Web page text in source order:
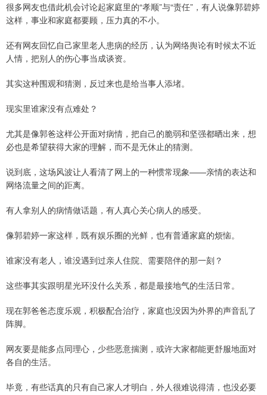
很多网友也借此机会讨论起家庭里的“孝顺”与“责任”，有人说像郭碧婷
这样，事业和家庭都要顾，压力真的不小。
还有网友回忆自己家里老人患病的经历，认为网络舆论有时候太不近
人情，把别人的伤心事当成谈资。
其实这种围观和猜测，反过来也是给当事人添堵。
现实里谁家没有点难处？
尤其是像郭爸这样公开面对病情，把自己的脆弱和坚强都晒出来，想
必也是希望获得大家的理解，而不是无休止的猜测。
说到底，这场风波让人看清了网上的一种惯常现象——亲情的表达和
网络流量之间的距离。
有人拿别人的病情做话题，有人真心关心病人的感受。
像郭碧婷一家这样，既有娱乐圈的光鲜，也有普通家庭的烦恼。
谁家没有老人，谁没遇到过亲人住院、需要陪伴的那一刻？
这些事其实跟明星光环没什么关系，都是最接地气的生活日常。
现在郭爸爸态度乐观，积极配合治疗，家庭也没因为外界的声音乱了
阵脚。
网友要是能多点同理心，少些恶意揣测，或许大家都能更舒服地面对
各自的生活。
毕竟，有些话真的只有自己家人才明白，外人很难说得清，也没必要